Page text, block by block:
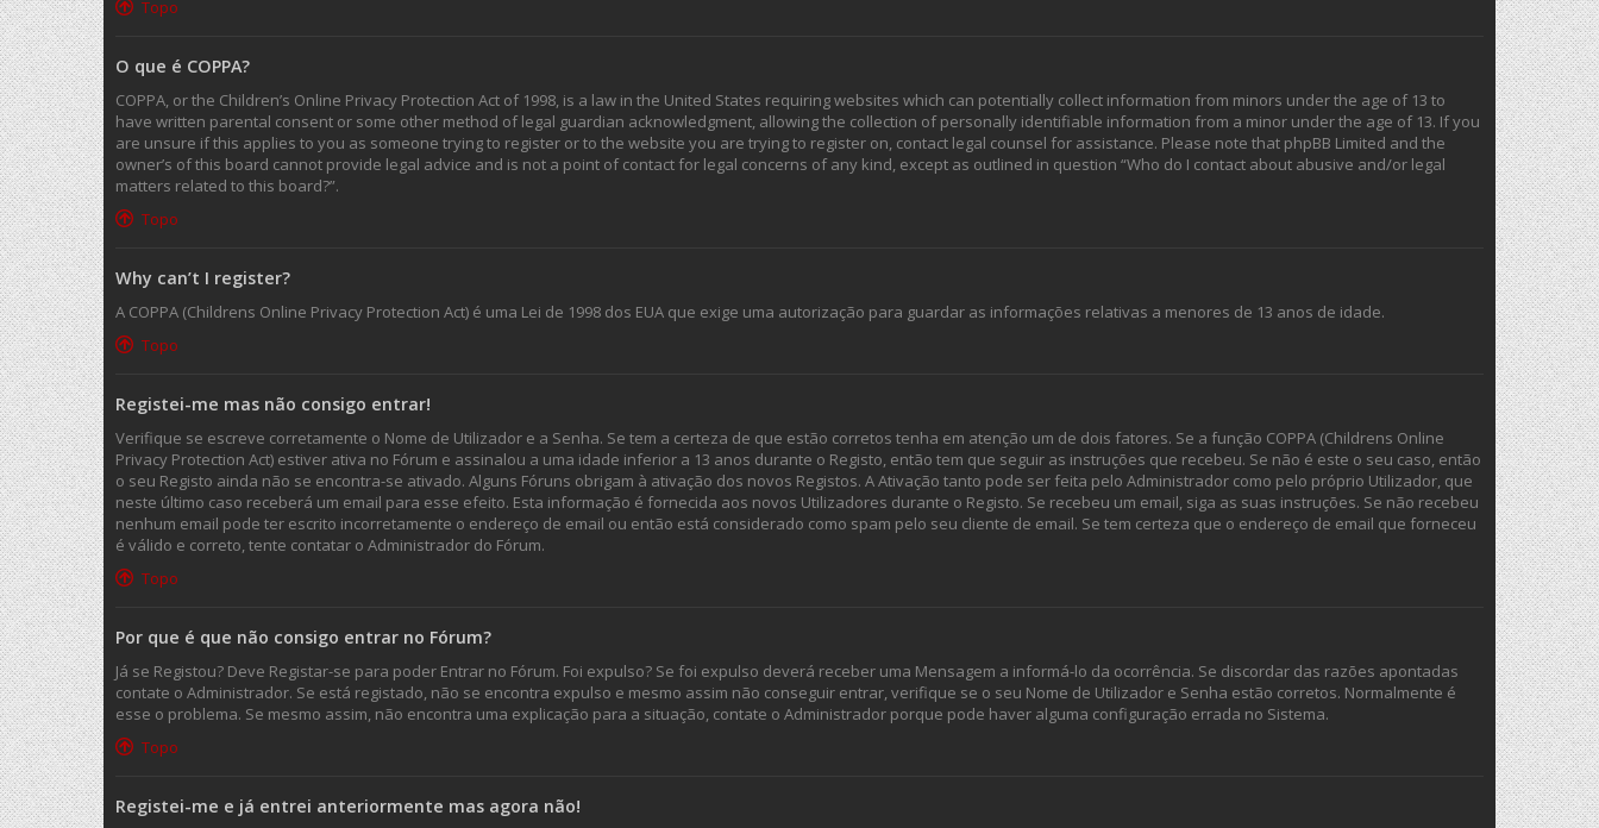
Topo
O que é COPPA?
COPPA, or the Children’s Online Privacy Protection Act of 1998, is a law in the United States requiring websites which can potentially collect information from minors under the age of 13 to
have written parental consent or some other method of legal guardian acknowledgment, allowing the collection of personally identifiable information from a minor under the age of 13. If you
are unsure if this applies to you as someone trying to register or to the website you are trying to register on, contact legal counsel for assistance. Please note that phpBB Limited and the
owner’s of this board cannot provide legal advice and is not a point of contact for legal concerns of any kind, except as outlined in question “Who do I contact about abusive and/or legal
matters related to this board?”.
Topo
Why can’t I register?
A COPPA (Childrens Online Privacy Protection Act) é uma Lei de 1998 dos EUA que exige uma autorização para guardar as informações relativas a menores de 13 anos de idade.
Topo
Registei-me mas não consigo entrar!
Verifique se escreve corretamente o Nome de Utilizador e a Senha. Se tem a certeza de que estão corretos tenha em atenção um de dois fatores. Se a função COPPA (Childrens Online
Privacy Protection Act) estiver ativa no Fórum e assinalou a uma idade inferior a 13 anos durante o Registo, então tem que seguir as instruções que recebeu. Se não é este o seu caso, então
o seu Registo ainda não se encontra-se ativado. Alguns Fóruns obrigam à ativação dos novos Registos. A Ativação tanto pode ser feita pelo Administrador como pelo próprio Utilizador, que
neste último caso receberá um email para esse efeito. Esta informação é fornecida aos novos Utilizadores durante o Registo. Se recebeu um email, siga as suas instruções. Se não recebeu
nenhum email pode ter escrito incorretamente o endereço de email ou então está considerado como spam pelo seu cliente de email. Se tem certeza que o endereço de email que forneceu
é válido e correto, tente contatar o Administrador do Fórum.
Topo
Por que é que não consigo entrar no Fórum?
Já se Registou? Deve Registar-se para poder Entrar no Fórum. Foi expulso? Se foi expulso deverá receber uma Mensagem a informá-lo da ocorrência. Se discordar das razões apontadas
contate o Administrador. Se está registado, não se encontra expulso e mesmo assim não conseguir entrar, verifique se o seu Nome de Utilizador e Senha estão corretos. Normalmente é
esse o problema. Se mesmo assim, não encontra uma explicação para a situação, contate o Administrador porque pode haver alguma configuração errada no Sistema.
Topo
Registei-me e já entrei anteriormente mas agora não!